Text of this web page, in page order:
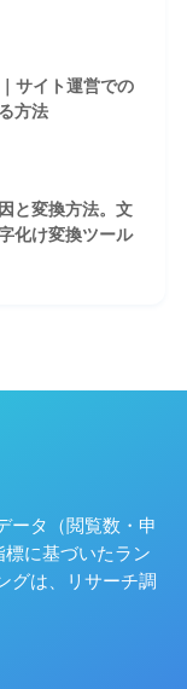
サイト運営での
方法
と変換方法。文
化け変換ツール
ータ（閲覧数・申
に基づいたラン
グは、リサーチ調